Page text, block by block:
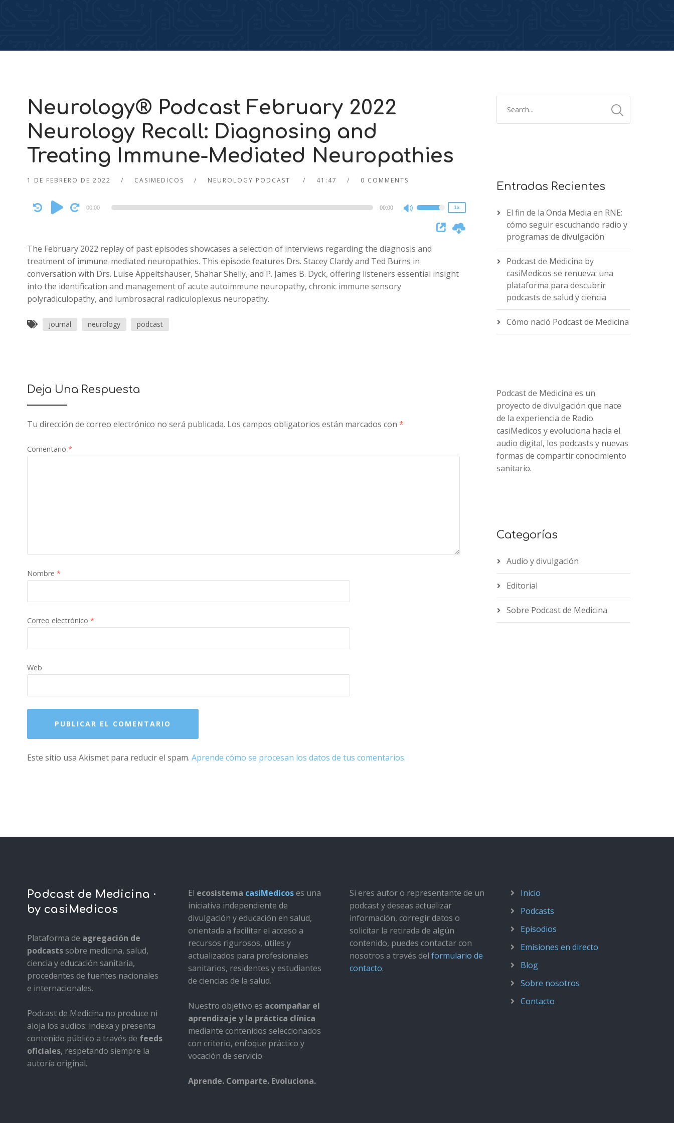
Neurology® Podcast February 2022
Neurology Recall: Diagnosing and
Treating Immune-Mediated Neuropathies
1 DE FEBRERO DE 2022 CASIMEDICOS NEUROLOGY PODCAST 41:47 0 COMMENTS
Audio
Player
00:00 00:00
Use
Up/Down
keys
to
increase
1x
1.5x
The February 2022 replay of past episodes showcases a selection of interviews regarding the diagnosis and
treatment of immune-mediated neuropathies. This episode features Drs. Stacey Clardy and Ted Burns in
conversation with Drs. Luise Appeltshauser, Shahar Shelly, and P. James B. Dyck, offering listeners essential insight
into the identification and management of acute autoimmune neuropathy, chronic immune sensory
polyradiculopathy, and lumbrosacral radiculoplexus neuropathy.
journal neurology podcast
Deja Una Respuesta
Tu dirección de correo electrónico no será publicada. Los campos obligatorios están marcados con *
Comentario *
Nombre *
Correo electrónico *
Web
Este sitio usa Akismet para reducir el spam. Aprende cómo se procesan los datos de tus comentarios.
Entradas Recientes
El fin de la Onda Media en RNE:
cómo seguir escuchando radio y
programas de divulgación
Podcast de Medicina by
casiMedicos se renueva: una
plataforma para descubrir
podcasts de salud y ciencia
Cómo nació Podcast de Medicina
Podcast de Medicina es un
proyecto de divulgación que nace
de la experiencia de Radio
casiMedicos y evoluciona hacia el
audio digital, los podcasts y nuevas
formas de compartir conocimiento
sanitario.
Categorías
Audio y divulgación
Editorial
Sobre Podcast de Medicina
Podcast de Medicina ·
by casiMedicos
Plataforma de agregación de
podcastssobre medicina, salud,
ciencia y educación sanitaria,
procedentes de fuentes nacionales
e internacionales.
Podcast de Medicina no produce ni
aloja los audios: indexa y presenta
contenido público a través de feeds
oficiales, respetando siempre la
autoría original.
El ecosistema casiMedicoses una
iniciativa independiente de
divulgación y educación en salud,
orientada a facilitar el acceso a
recursos rigurosos, útiles y
actualizados para profesionales
sanitarios, residentes y estudiantes
de ciencias de la salud.
Nuestro objetivo es acompañar el
aprendizaje y la práctica clínica
mediante contenidos seleccionados
con criterio, enfoque práctico y
vocación de servicio.
Aprende. Comparte. Evoluciona.
Si eres autor o representante de un
podcast y deseas actualizar
información, corregir datos o
solicitar la retirada de algún
contenido, puedes contactar con
nosotros a través del formulario de
contacto.
Inicio
Podcasts
Episodios
Emisiones en directo
Blog
Sobre nosotros
Contacto